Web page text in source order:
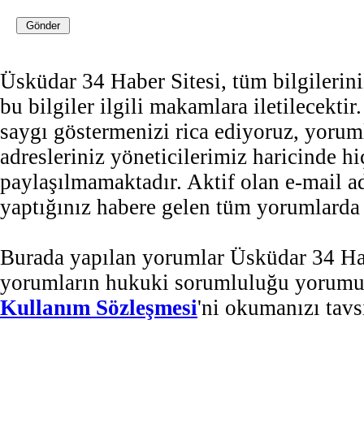
Üsküdar 34 Haber Sitesi, tüm
bu bilgiler ilgili makamlara iletilecektir.
saygı göstermenizi rica ediyoruz,
adresleriniz yöneticilerimiz haricinde
paylaşılmamaktadır. Aktif olan e-mail
yaptığınız habere gelen tüm
Burada yapılan yorumlar Üsküdar 34
yorumların hukuki sorumluluğu
Kullanım Sözleşmesi'ni okumanızı